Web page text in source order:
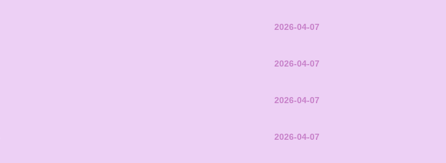
2026-04-07
2026-04-07
2026-04-07
2026-04-07